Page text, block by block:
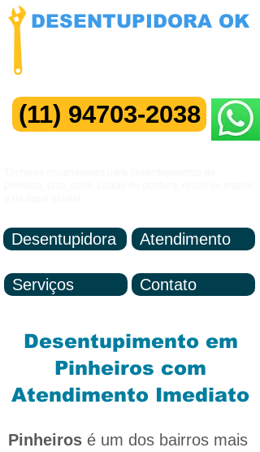
DESENTUPIDORA OK
(11) 94703-2038
Desentupidora Atendimento
Serviços Contato
Desentupimento em
Pinheiros com
Atendimento Imediato
Pinheiros é um dos bairros mais